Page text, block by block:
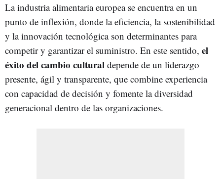
La industria alimentaria europea se encuentra en un
punto de inflexión, donde la eficiencia, la sostenibilidad
y la innovación tecnológica son determinantes para
competir y garantizar el suministro. En este sentido, el
éxito del cambio cultural depende de un liderazgo
presente, ágil y transparente, que combine experiencia
con capacidad de decisión y fomente la diversidad
generacional dentro de las organizaciones.